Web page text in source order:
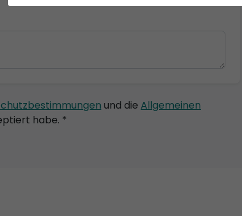
und die Allgemeinen
habe. *